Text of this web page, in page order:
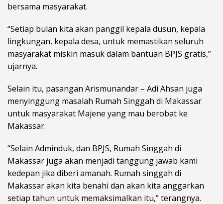
bersama masyarakat.
“Setiap bulan kita akan panggil kepala dusun, kepala
lingkungan, kepala desa, untuk memastikan seluruh
masyarakat miskin masuk dalam bantuan BPJS gratis,”
ujarnya.
Selain itu, pasangan Arismunandar – Adi Ahsan juga
menyinggung masalah Rumah Singgah di Makassar
untuk masyarakat Majene yang mau berobat ke
Makassar.
“Selain Adminduk, dan BPJS, Rumah Singgah di
Makassar juga akan menjadi tanggung jawab kami
kedepan jika diberi amanah. Rumah singgah di
Makassar akan kita benahi dan akan kita anggarkan
setiap tahun untuk memaksimalkan itu,” terangnya.